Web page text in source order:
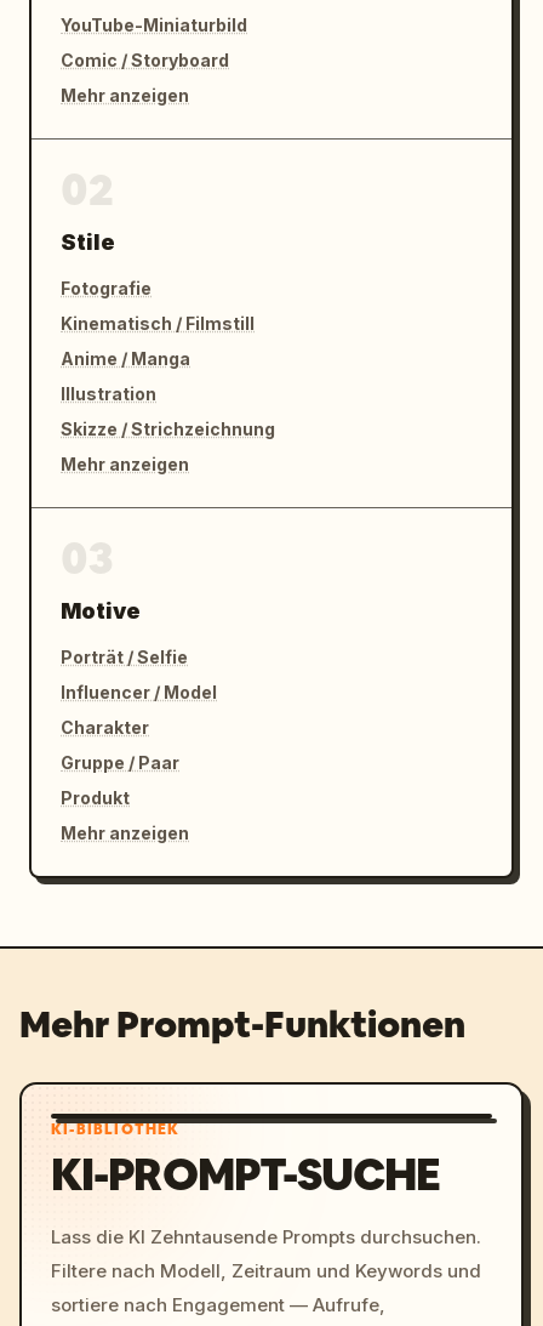
YouTube-Miniaturbild
Comic / Storyboard
Mehr anzeigen
Stile
Fotografie
Kinematisch / Filmstill
Anime / Manga
Illustration
Skizze / Strichzeichnung
Mehr anzeigen
Motive
Porträt / Selfie
Influencer / Model
Charakter
Gruppe / Paar
Produkt
Mehr anzeigen
Mehr Prompt-Funktionen
KI-BIBLIOTHEK
KI-PROMPT-SUCHE
Lass die KI Zehntausende Prompts durchsuchen.
Filtere nach Modell, Zeitraum und Keywords und
sortiere nach Engagement — Aufrufe,